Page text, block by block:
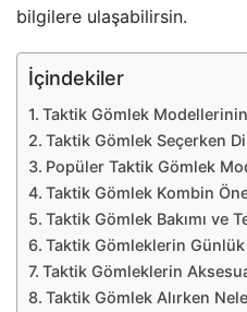
bilgilere ulaşabilirsin.
İçindekiler
Taktik Gömlek
Taktik Gömlek Seçerken
Popüler Taktik Gömlek
Taktik Gömlek Kombin
Taktik Gömlek Bakımı ve
Taktik Gömleklerin
Taktik Gömleklerin
Taktik Gömlek Alırken